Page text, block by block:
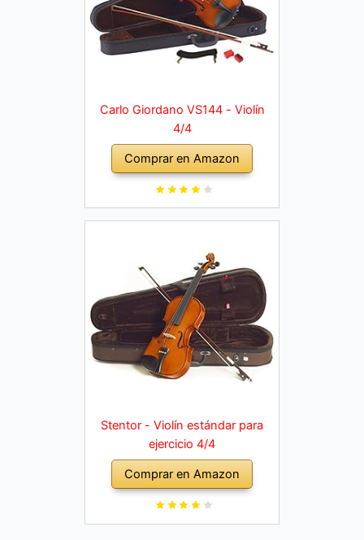
Carlo Giordano VS144 - Violín
4/4
Comprar en Amazon
Stentor - Violín estándar para
ejercicio 4/4
Comprar en Amazon